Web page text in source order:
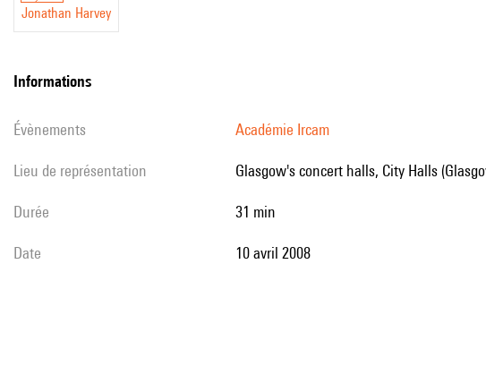
Jonathan Harvey
informations
évènements Académie Ircam
Lieu de représentation Glasgow's concert halls, City Halls
durée 31 min
date 10 avril 2008